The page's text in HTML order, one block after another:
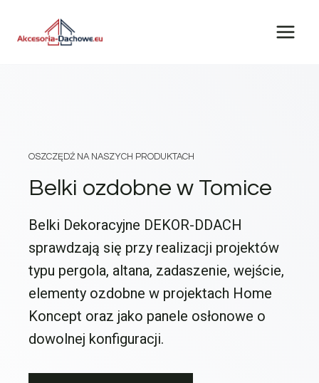
OSZCZĘDŹ NA NASZYCH PRODUKTACH
Belki ozdobne w Tomice
Belki Dekoracyjne DEKOR-DDACH
sprawdzają się przy realizacji projektów
typu pergola, altana, zadaszenie, wejście,
elementy ozdobne w projektach Home
Koncept oraz jako panele osłonowe o
dowolnej konfiguracji.